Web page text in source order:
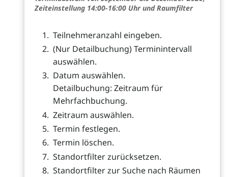
Zeiteinstellung 14:00-16:00 Uhr und Raumfilter
Teilnehmeranzahl eingeben.
(Nur Detailbuchung) Terminintervall
auswählen.
Datum auswählen.
Detailbuchung: Zeitraum für
Mehrfachbuchung.
Zeitraum auswählen.
Termin festlegen.
Termin löschen.
Standortfilter zurücksetzen.
Standortfilter zur Suche nach Räumen